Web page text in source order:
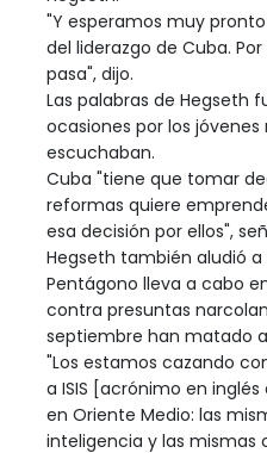
"Y esperamos muy
del liderazgo de Cuba.
pasa", dijo.
Las palabras de Hegseth
ocasiones por los
escuchaban.
Cuba "tiene que tomar
reformas quiere
esa decisión por ellos",
Hegseth también aludió
Pentágono lleva a cabo
contra presuntas
septiembre han matado
"Los estamos cazando
a ISIS [acrónimo en
en Oriente Medio: las
inteligencia y las mismas